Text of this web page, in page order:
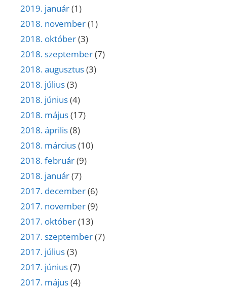
2019. január(1)
2018. november(1)
2018. október(3)
2018. szeptember(7)
2018. augusztus(3)
2018. július(3)
2018. június(4)
2018. május(17)
2018. április(8)
2018. március(10)
2018. február(9)
2018. január(7)
2017. december(6)
2017. november(9)
2017. október(13)
2017. szeptember(7)
2017. július(3)
2017. június(7)
2017. május(4)